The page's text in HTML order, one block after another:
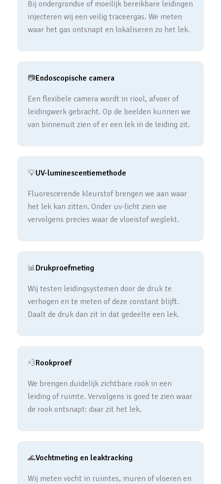
Bij ondergrondse of moeilijk bereikbare leidingen
injecteren wij een veilig traceergas. We meten
waar het gas ontsnapt en lokaliseren zo het lek.
📷Endoscopische camera
Een flexibele camera wordt in riool, afvoer of
leidingwerk gebracht. Op de beelden kunnen we
van binnenuit zien of er een lek in de leiding zit.
💡UV-luminescentiemethode
Fluorescerende kleurstof brengen we aan waar
het lek kan zitten. Onder uv-licht zien we
vervolgens precies waar de vloeistof weglekt.
📊Drukproefmeting
Wij testen leidingsystemen door de druk te
verhogen en te meten of deze constant blijft.
Daalt de druk dan zit in dat gedeelte een lek.
💨Rookproef
We brengen duidelijk zichtbare rook in een
leiding of ruimte. Vervolgens is goed te zien waar
de rook ontsnapt: daar zit het lek.
🌊Vochtmeting en leaktracking
Wij meten vocht in ruimtes, muren of vloeren en